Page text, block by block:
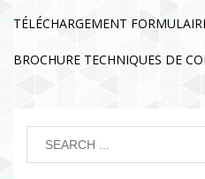
TÉLÉCHARGEMENT
BROCHURE TECHNIQUES DE